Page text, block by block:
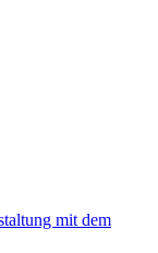
mit dem